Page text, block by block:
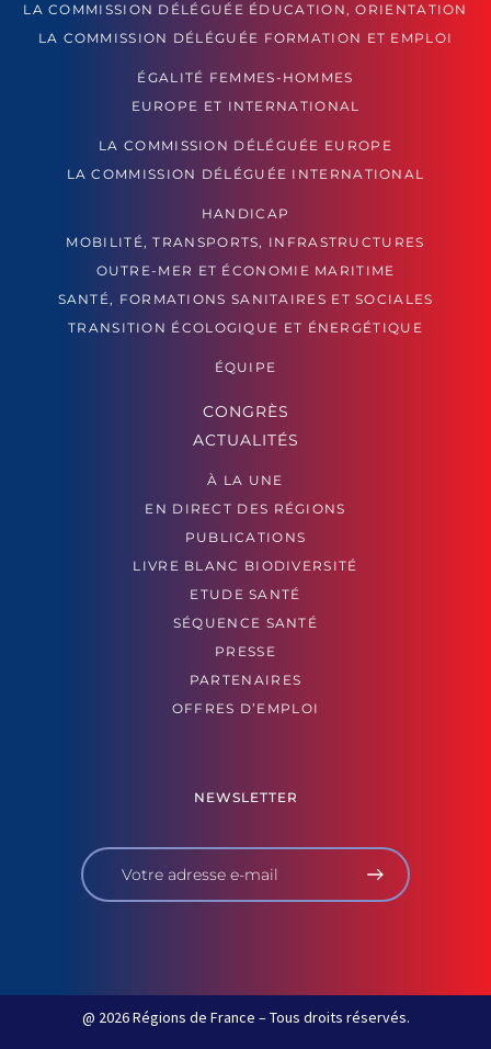
LA COMMISSION DÉLÉGUÉE ÉDUCATION, ORIENTATION
LA COMMISSION DÉLÉGUÉE FORMATION ET EMPLOI
ÉGALITÉ FEMMES-HOMMES
EUROPE ET INTERNATIONAL
LA COMMISSION DÉLÉGUÉE EUROPE
LA COMMISSION DÉLÉGUÉE INTERNATIONAL
HANDICAP
MOBILITÉ, TRANSPORTS, INFRASTRUCTURES
OUTRE-MER ET ÉCONOMIE MARITIME
SANTÉ, FORMATIONS SANITAIRES ET SOCIALES
TRANSITION ÉCOLOGIQUE ET ÉNERGÉTIQUE
ÉQUIPE
CONGRÈS
ACTUALITÉS
À LA UNE
EN DIRECT DES RÉGIONS
PUBLICATIONS
LIVRE BLANC BIODIVERSITÉ
ETUDE SANTÉ
SÉQUENCE SANTÉ
PRESSE
PARTENAIRES
OFFRES D’EMPLOI
NEWSLETTER
@ 2026 Régions de France – Tous droits réservés.